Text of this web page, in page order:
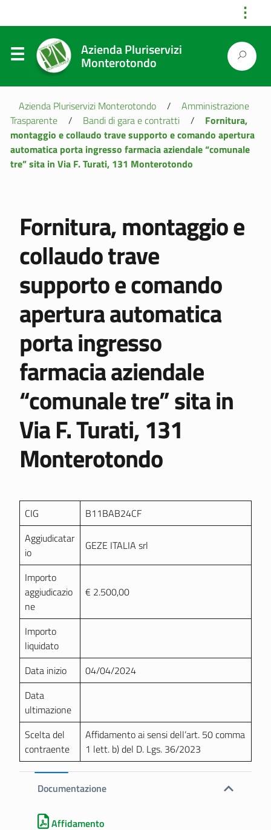
⋮
Azienda Pluriservizi
Monterotondo
Azienda Pluriservizi Monterotondo /
Amministrazione
Trasparente
/ Bandi di gara e contratti /
Fornitura,
montaggio e collaudo trave supporto e comando apertura
automatica porta ingresso farmacia aziendale “comunale
tre” sita in Via F. Turati, 131 Monterotondo
Fornitura, montaggio e
collaudo trave
supporto e comando
apertura automatica
porta ingresso
farmacia aziendale
“comunale tre” sita in
Via F. Turati, 131
Monterotondo
CIG
B11BAB24CF
Aggiudicatar
io
GEZE ITALIA srl
Importo
aggiudicazio
ne
€ 2.500,00
Importo
liquidato
Data inizio
04/04/2024
Data
ultimazione
Scelta del
contraente
Affidamento ai sensi dell’art. 50 comma
1 lett. b) del D. Lgs. 36/2023
Documentazione
Affidamento